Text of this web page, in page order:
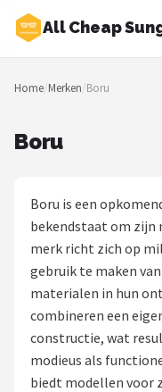
All Cheap
Zoeken
NAVIGATIE
Blog
Zonnebrillen
Baby
Shop
POPULAIRE MERKEN
Home/Merken/Boru
Boru
Boru is een
bekendstaat om zijn
merk richt zich op
gebruik te maken
materialen in hun
combineren een
constructie, wat
modieus als
biedt modellen voor